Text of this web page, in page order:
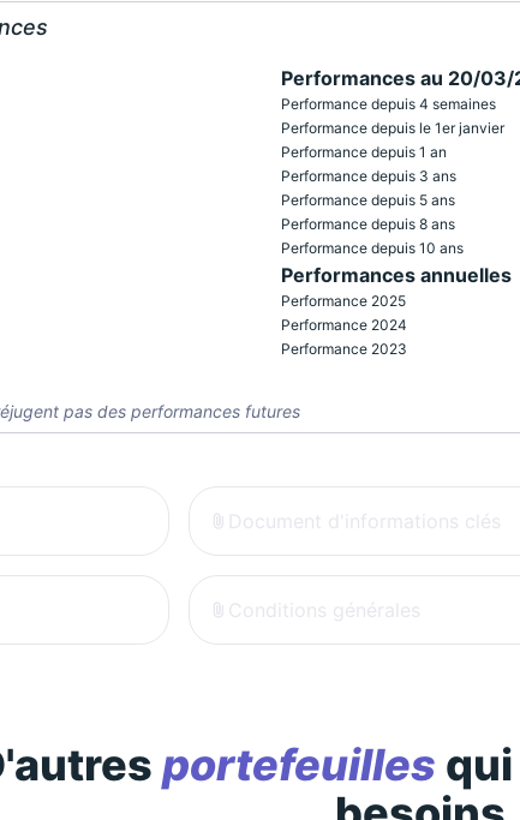
Performances au 20/03/
Performance depuis 4 semaines
Performance depuis le 1er janvier
Performance depuis 1 an
Performance depuis 3 ans
Performance depuis 5 ans
Performance depuis 8 ans
Performance depuis 10 ans
Performances annuelles
Performance 2025
Performance 2024
Performance 2023
pas des performances futures
Document d'informations clés
Conditions générales
portefeuilles